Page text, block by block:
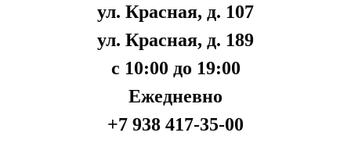
ул. Красная, д. 107
ул. Красная, д. 189
с 10:00 до 19:00
Ежедневно
+7 938 417-35-00